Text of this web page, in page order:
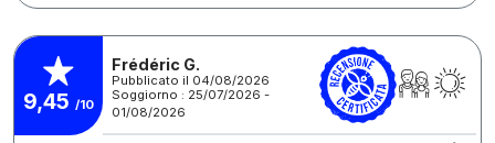
9,45 /10
Frédéric G.
Pubblicato il 04/08/2026
Soggiorno : 25/07/2026 -
01/08/2026